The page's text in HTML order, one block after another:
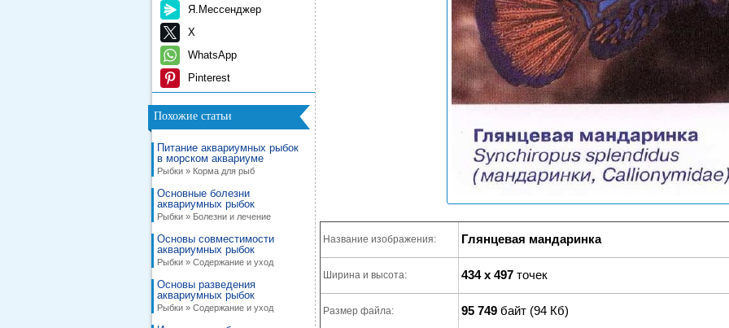
Я.Мессенджер
X
WhatsApp
Pinterest
Похожие статьи
Питание аквариумных рыбок
в морском аквариуме
Рыбки » Корма для рыб
Основные болезни
аквариумных рыбок
Рыбки » Болезни и лечение
Основы совместимости
аквариумных рыбок
Рыбки » Содержание и уход
Основы разведения
аквариумных рыбок
Рыбки » Содержание и уход
Название изображения: Глянцевая мандаринка
Ширина и высота: 434 x 497 точек
Размер файла: 95 749 байт (94 Кб)